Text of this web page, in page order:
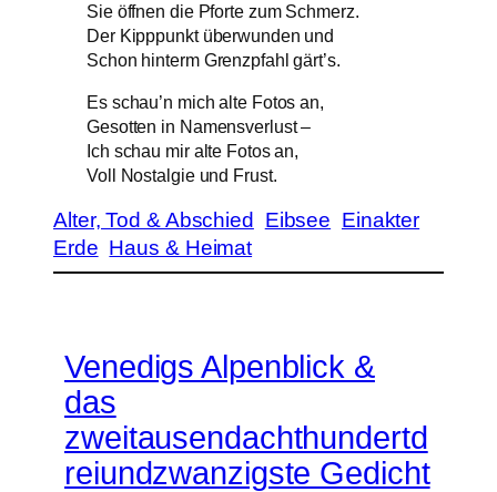
Sie öffnen die Pforte zum Schmerz.
Der Kipppunkt überwunden und
Schon hinterm Grenzpfahl gärt’s.
Es schau’n mich alte Fotos an,
Gesotten in Namensverlust –
Ich schau mir alte Fotos an,
Voll Nostalgie und Frust.
Alter, Tod & Abschied Eibsee Einakter
Erde Haus & Heimat
Venedigs Alpenblick &
das
zweitausendachthundertd
reiundzwanzigste Gedicht